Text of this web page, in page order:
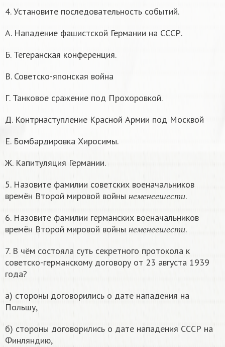
4. Установите последовательность событий.
А. Нападение фашистской Германии на СССР.
Б. Тегеранская конференция.
В. Советско-японская война
Г. Танковое сражение под Прохоровкой.
Д. Контрнаступление Красной Армии под Москвой
Е. Бомбардировка Хиросимы.
Ж. Капитуляция Германии.
5. Назовите фамилии советских военачальников
времён Второй мировой войны
н еме н е е ш е с т и
неменеешести.
6. Назовите фамилии германских военачальников
времён Второй мировой войны
н еме н е е ш е с т и
неменеешести.
7. В чём состояла суть секретного протокола к
советско-германскому договору от 23 августа 1939
года?
а) стороны договорились о дате нападения на
Польшу,
б) стороны договорились о дате нападения СССР на
Финляндию,